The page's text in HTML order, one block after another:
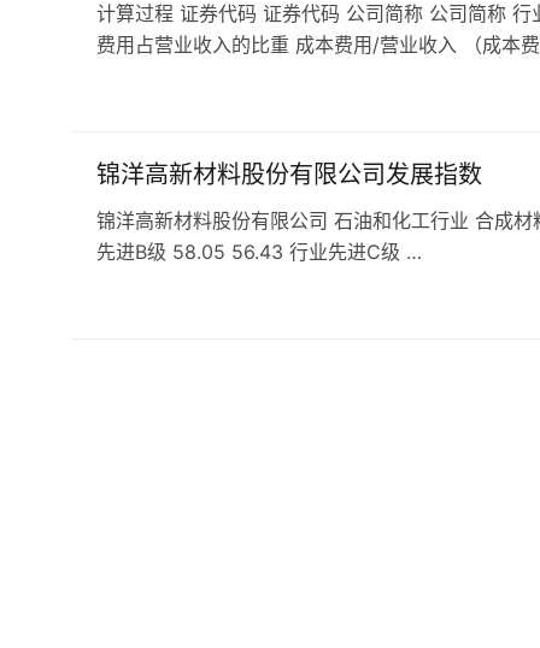
计算过程 证券代码 证券代码 公司简称 公司简称
费用占营业收入的比重 成本费用/营业收入 （成本
锦洋高新材料股份有限公司发展指数
锦洋高新材料股份有限公司 石油和化工行业 合成
先进B级 58.05 56.43 行业先进C级 …